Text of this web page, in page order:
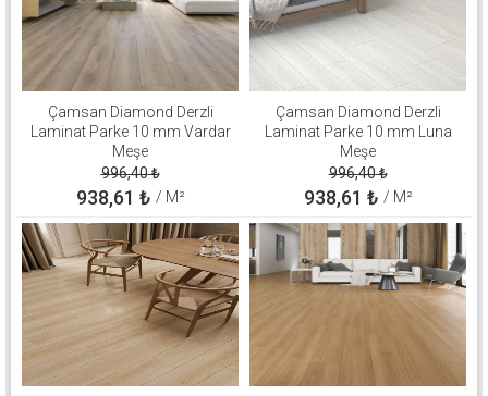
Çamsan Diamond Derzli
Laminat Parke 10 mm Vardar
Meşe
996,40₺
938,61 ₺ / M²
Çamsan Diamond Derzli
Laminat Parke 10 mm Luna
Meşe
996,40₺
938,61 ₺ / M²